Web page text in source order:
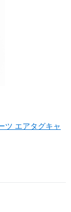
ツ エアタグキャ